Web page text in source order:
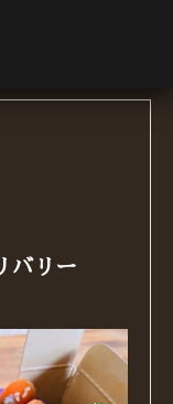
バリー